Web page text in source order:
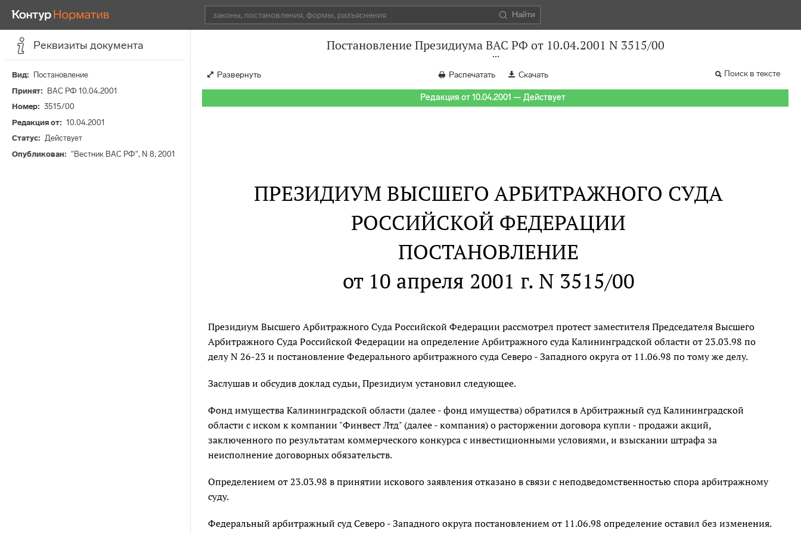
Найти
Реквизиты документа
Вид
Постановление
Принят
ВАС РФ 10.04.2001
Номер
3515/00
Редакция от
10.04.2001
Статус
Действует
Опубликован
"Вестник ВАС РФ", N 8, 2001
Постановление Президиума ВАС РФ от 10.04.2001 N 3515/00
Развернуть Распечатать Скачать Поиск в тексте
Редакция от 10.04.2001 — Действует
ПРЕЗИДИУМ ВЫСШЕГО АРБИТРАЖНОГО СУДА
РОССИЙСКОЙ ФЕДЕРАЦИИ
ПОСТАНОВЛЕНИЕ
от 10 апреля 2001 г. N 3515/00
Президиум Высшего Арбитражного Суда Российской Федерации рассмотрел протест заместителя Председателя Высшего
Арбитражного Суда Российской Федерации на определение Арбитражного суда Калининградской области от 23.03.98 по
делу N 26-23 и постановление Федерального арбитражного суда Северо - Западного округа от 11.06.98 по тому же делу.
Заслушав и обсудив доклад судьи, Президиум установил следующее.
Фонд имущества Калининградской области (далее - фонд имущества) обратился в Арбитражный суд Калининградской
области с иском к компании "Финвест Лтд" (далее - компания) о расторжении договора купли - продажи акций,
заключенного по результатам коммерческого конкурса с инвестиционными условиями, и взыскании штрафа за
неисполнение договорных обязательств.
Определением от 23.03.98 в принятии искового заявления отказано в связи с неподведомственностью спора арбитражному
суду.
Федеральный арбитражный суд Северо - Западного округа постановлением от 11.06.98 определение оставил без изменения.